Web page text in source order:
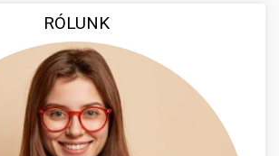
RÓLUNK